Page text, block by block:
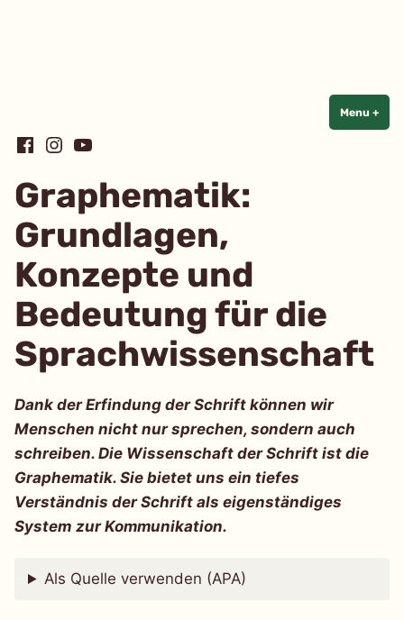
content
Menu +
Facebook
Instagram
YouTube
Graphematik:
Grundlagen,
Konzepte und
Bedeutung für die
Sprachwissenschaft
Dank der Erfindung der Schrift können wir
Menschen nicht nur sprechen, sondern auch
schreiben. Die Wissenschaft der Schrift ist die
Graphematik. Sie bietet uns ein tiefes
Verständnis der Schrift als eigenständiges
System zur Kommunikation.
Als Quelle verwenden (APA)